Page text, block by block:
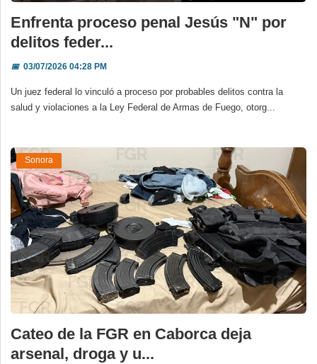
Enfrenta proceso penal Jesús "N" por
delitos feder...
📅03/07/2026 04:28 PM
Un juez federal lo vinculó a proceso por probables delitos contra la
salud y violaciones a la Ley Federal de Armas de Fuego, otorg...
Sonora
Cateo de la FGR en Caborca deja
arsenal, droga y u...